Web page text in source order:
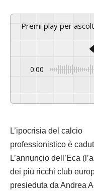
Premi play per
0:00
L’ipocrisia del calcio
professionistico è
L’annuncio dell’Eca
dei più ricchi club
presieduta da Andrea